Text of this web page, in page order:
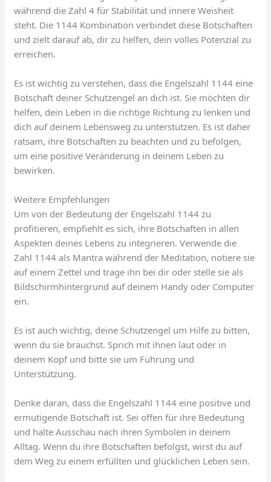
während die Zahl 4 für Stabilität und innere Weisheit
steht. Die 1144 Kombination verbindet diese Botschaften
und zielt darauf ab, dir zu helfen, dein volles Potenzial zu
erreichen.
Es ist wichtig zu verstehen, dass die Engelszahl 1144 eine
Botschaft deiner Schutzengel an dich ist. Sie möchten dir
helfen, dein Leben in die richtige Richtung zu lenken und
dich auf deinem Lebensweg zu unterstützen. Es ist daher
ratsam, ihre Botschaften zu beachten und zu befolgen,
um eine positive Veränderung in deinem Leben zu
bewirken.
Weitere Empfehlungen
Um von der Bedeutung der Engelszahl 1144 zu
profitieren, empfiehlt es sich, ihre Botschaften in allen
Aspekten deines Lebens zu integrieren. Verwende die
Zahl 1144 als Mantra während der Meditation, notiere sie
auf einem Zettel und trage ihn bei dir oder stelle sie als
Bildschirmhintergrund auf deinem Handy oder Computer
ein.
Es ist auch wichtig, deine Schutzengel um Hilfe zu bitten,
wenn du sie brauchst. Sprich mit ihnen laut oder in
deinem Kopf und bitte sie um Führung und
Unterstützung.
Denke daran, dass die Engelszahl 1144 eine positive und
ermutigende Botschaft ist. Sei offen für ihre Bedeutung
und halte Ausschau nach ihren Symbolen in deinem
Alltag. Wenn du ihre Botschaften befolgst, wirst du auf
dem Weg zu einem erfüllten und glücklichen Leben sein.